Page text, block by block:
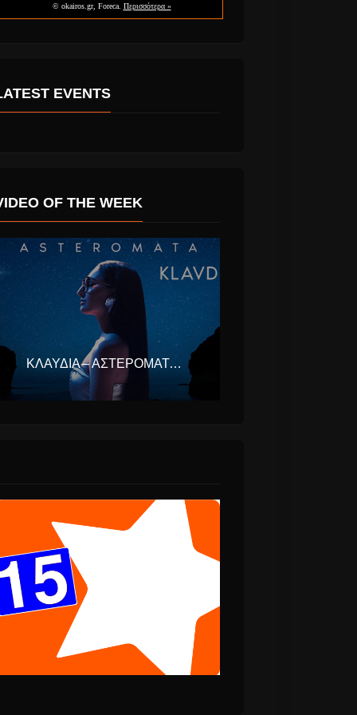
EVENTS
OF THE WEEK
ΚΛΑΥΔΊΑ – ΑΣΤΕΡΟΜΆΤΑ (EUROVISION ΕΛΛΆΔΑ 2025)